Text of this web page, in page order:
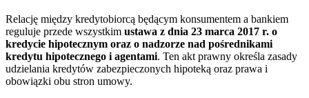
Relację między kredytobiorcą będącym konsumentem a bankiem
reguluje przede wszystkim ustawa z dnia 23 marca 2017 r. o
kredycie hipotecznym oraz o nadzorze nad pośrednikami
kredytu hipotecznego i agentami. Ten akt prawny określa zasady
udzielania kredytów zabezpieczonych hipoteką oraz prawa i
obowiązki obu stron umowy.